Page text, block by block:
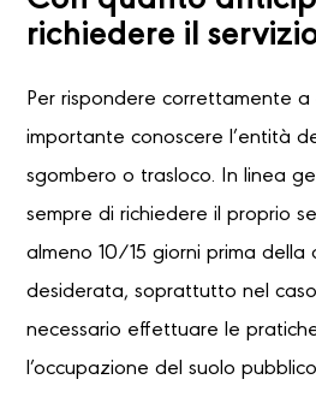
richiedere il
Per rispondere correttamente
importante conoscere l’entità
sgombero o trasloco. In linea
sempre di richiedere il proprio
almeno 10/15 giorni prima
desiderata, soprattutto nel
necessario effettuare le
l’occupazione del suolo